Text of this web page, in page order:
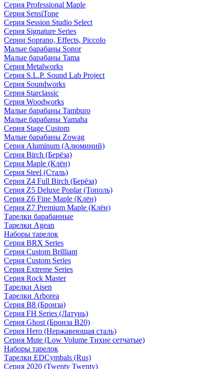
Серия Professional Maple
Серия SensiTone
Серия Session Studio Select
Серия Signature Series
Серии Soprano, Effects, Piccolo
Малые барабаны Sonor
Малые барабаны Tama
Серия Metalworks
Серия S.L.P. Sound Lab Project
Серия Soundworks
Серия Starclassic
Серия Woodworks
Малые барабаны Tamburo
Малые барабаны Yamaha
Серия Stage Custom
Малые барабаны Zowag
Серия Aluminum (Алюминий)
Серия Birch (Берёза)
Серия Maple (Клён)
Серия Steel (Сталь)
Серия Z4 Full Birch (Берёза)
Серия Z5 Deluxe Poplar (Тополь)
Серия Z6 Fine Maple (Клён)
Серия Z7 Premium Maple (Клён)
Тарелки барабанные
Тарелки Agean
Наборы тарелок
Серия BRX Series
Серия Custom Brilliant
Серия Custom Series
Серия Extreme Series
Серия Rock Master
Тарелки Aisen
Тарелки Arborea
Серия B8 (Бронза)
Серия FH Series (Латунь)
Серия Ghost (Бронза B20)
Серия Hero (Нержавеющая сталь)
Серия Mute (Low Volume Тихие сетчатые)
Наборы тарелок
Тарелки EDCymbals (Rus)
Серия 2020 (Twenty Twenty)